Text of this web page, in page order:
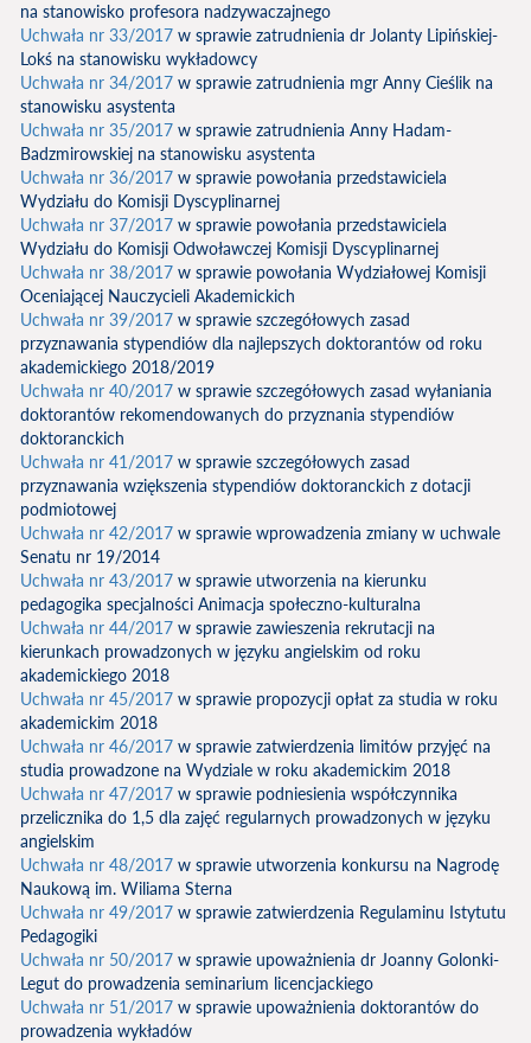
na stanowisko profesora nadzywaczajnego
Uchwała nr 33/2017 w sprawie zatrudnienia dr Jolanty Lipińskiej-
Lokś na stanowisku wykładowcy
Uchwała nr 34/2017 w sprawie zatrudnienia mgr Anny Cieślik na
stanowisku asystenta
Uchwała nr 35/2017 w sprawie zatrudnienia Anny Hadam-
Badzmirowskiej na stanowisku asystenta
Uchwała nr 36/2017 w sprawie powołania przedstawiciela
Wydziału do Komisji Dyscyplinarnej
Uchwała nr 37/2017 w sprawie powołania przedstawiciela
Wydziału do Komisji Odwoławczej Komisji Dyscyplinarnej
Uchwała nr 38/2017 w sprawie powołania Wydziałowej Komisji
Oceniającej Nauczycieli Akademickich
Uchwała nr 39/2017 w sprawie szczegółowych zasad
przyznawania stypendiów dla najlepszych doktorantów od roku
akademickiego 2018/2019
Uchwała nr 40/2017 w sprawie szczegółowych zasad wyłaniania
doktorantów rekomendowanych do przyznania stypendiów
doktoranckich
Uchwała nr 41/2017 w sprawie szczegółowych zasad
przyznawania wziększenia stypendiów doktoranckich z dotacji
podmiotowej
Uchwała nr 42/2017 w sprawie wprowadzenia zmiany w uchwale
Senatu nr 19/2014
Uchwała nr 43/2017 w sprawie utworzenia na kierunku
pedagogika specjalności Animacja społeczno-kulturalna
Uchwała nr 44/2017 w sprawie zawieszenia rekrutacji na
kierunkach prowadzonych w języku angielskim od roku
akademickiego 2018
Uchwała nr 45/2017 w sprawie propozycji opłat za studia w roku
akademickim 2018
Uchwała nr 46/2017 w sprawie zatwierdzenia limitów przyjęć na
studia prowadzone na Wydziale w roku akademickim 2018
Uchwała nr 47/2017 w sprawie podniesienia współczynnika
przelicznika do 1,5 dla zajęć regularnych prowadzonych w języku
angielskim
Uchwała nr 48/2017 w sprawie utworzenia konkursu na Nagrodę
Naukową im. Wiliama Sterna
Uchwała nr 49/2017 w sprawie zatwierdzenia Regulaminu Istytutu
Pedagogiki
Uchwała nr 50/2017 w sprawie upoważnienia dr Joanny Golonki-
Legut do prowadzenia seminarium licencjackiego
Uchwała nr 51/2017 w sprawie upoważnienia doktorantów do
prowadzenia wykładów